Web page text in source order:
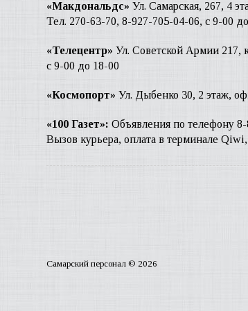
«Макдональдс» Ул. Самарская, 267, 4
Тел. 270-63-70, 8-927-705-04-06, с 9-00
«Телецентр» Ул. Советской Армии 217,
с 9-00 до 18-00
«Космопорт» Ул. Дыбенко 30, 2 этаж,
«100 Газет»: Объявления по телефону
Вызов курьера, оплата в терминале
Самарский персонал © 2026